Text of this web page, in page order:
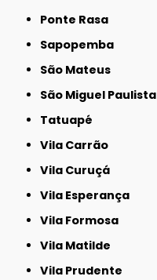
Ponte Rasa
Sapopemba
São Mateus
São Miguel Paulista
Tatuapé
Vila Carrão
Vila Curuçá
Vila Esperança
Vila Formosa
Vila Matilde
Vila Prudente